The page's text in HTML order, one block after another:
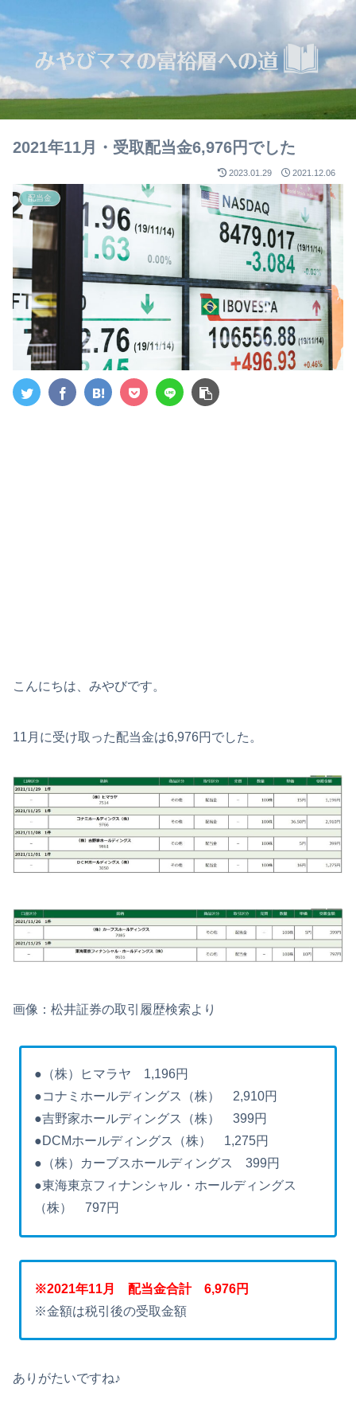
2021年11月・受取配当金6,976円でした
2023.01.29 2021.12.06
配当金
こんにちは、みやびです。
11月に受け取った配当金は6,976円でした。
画像：松井証券の取引履歴検索より
●（株）ヒマラヤ 1,196円
●コナミホールディングス（株） 2,910円
●吉野家ホールディングス（株） 399円
●DCMホールディングス（株） 1,275円
●（株）カーブスホールディングス 399円
●東海東京フィナンシャル・ホールディングス
（株） 797円
※2021年11月 配当金合計 6,976円
※金額は税引後の受取金額
ありがたいですね♪